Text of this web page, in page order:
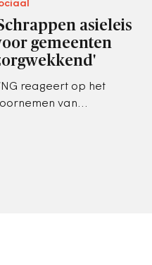
asieleis
gemeenten
reageert op het
van